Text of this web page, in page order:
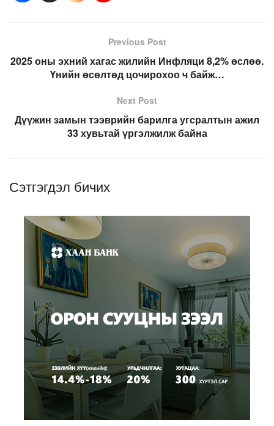
Previous Post
2025 оны эхний хагас жилийн Инфляци 8,2% өслөө.
Үнийн өсөлтөд цочирохоо ч байж…
Next Post
Дүүжин замын тээврийн барилга угсралтын ажил
33 хувьтай үргэлжилж байна
Сэтгэгдэл бичих